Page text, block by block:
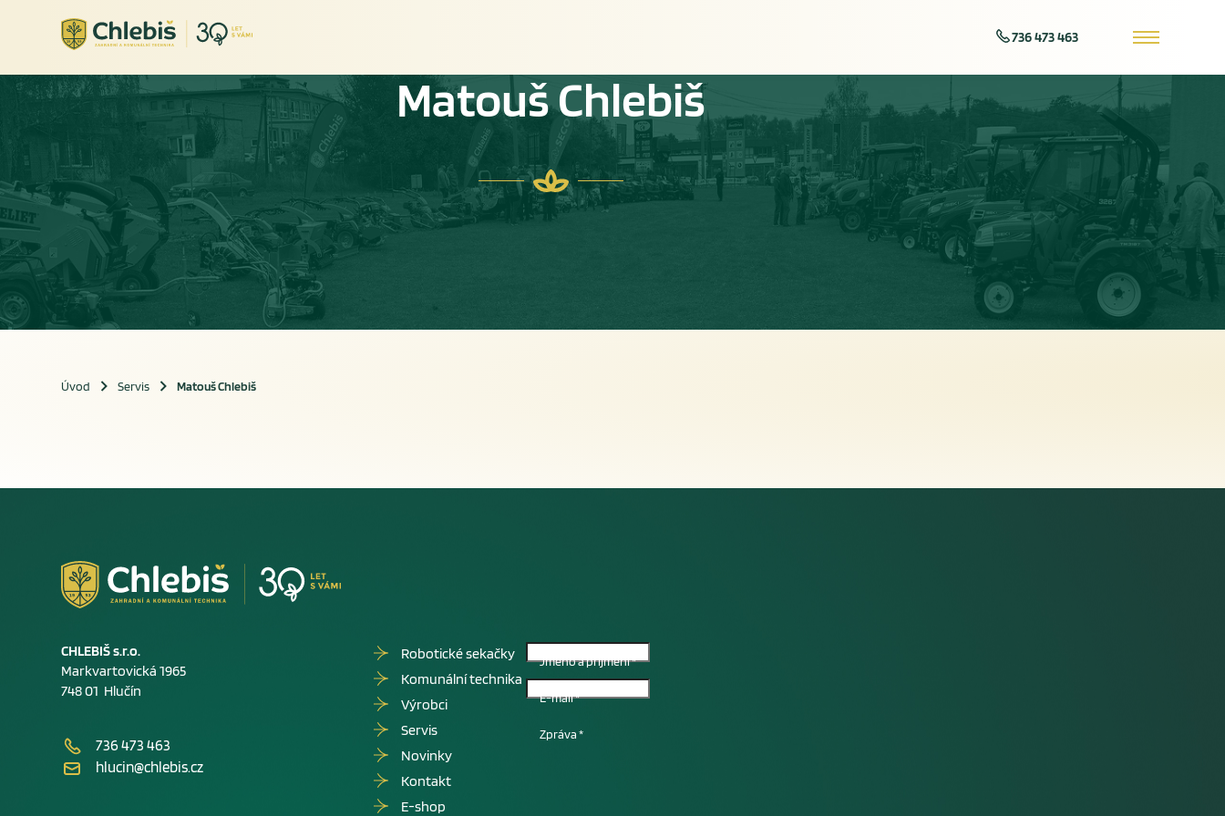
736 473 463
Matouš Chlebiš
Úvod Servis Matouš Chlebiš
CHLEBIŠ s.r.o.
Markvartovická 1965
748 01 Hlučín
736 473 463
hlucin@chlebis.cz
Robotické sekačky
Komunální technika
Výrobci
Servis
Novinky
Kontakt
E-shop
Jméno a příjmení*
E-mail*
Zpráva*